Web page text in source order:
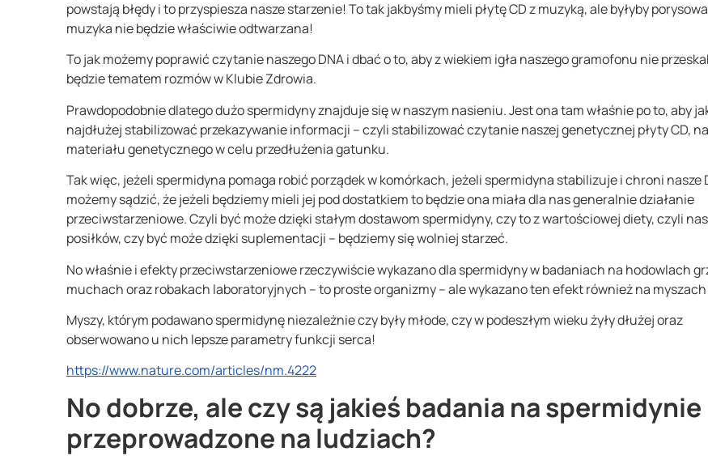
powstają błędy i to przyspiesza nasze starzenie! To tak jakbyśmy mieli płytę CD z muzyką, ale byłyby
muzyka nie będzie właściwie odtwarzana!
To jak możemy poprawić czytanie naszego DNA i dbać o to, aby z wiekiem igła naszego gramofonu nie
będzie tematem rozmów w Klubie Zdrowia.
Prawdopodobnie dlatego dużo spermidyny znajduje się w naszym nasieniu. Jest ona tam właśnie po to, aby
najdłużej stabilizować przekazywanie informacji – czyli stabilizować czytanie naszej genetycznej płyty CD,
materiału genetycznego w celu przedłużenia gatunku.
Tak więc, jeżeli spermidyna pomaga robić porządek w komórkach, jeżeli spermidyna stabilizuje i chroni nasze
możemy sądzić, że jeżeli będziemy mieli jej pod dostatkiem to będzie ona miała dla nas generalnie działanie
przeciwstarzeniowe. Czyli być może dzięki stałym dostawom spermidyny, czy to z wartościowej diety, czyli
posiłków, czy być może dzięki suplementacji – będziemy się wolniej starzeć.
No właśnie i efekty przeciwstarzeniowe rzeczywiście wykazano dla spermidyny w badaniach na hodowlach
muchach oraz robakach laboratoryjnych – to proste organizmy – ale wykazano ten efekt również na myszach!
Myszy, którym podawano spermidynę niezależnie czy były młode, czy w podeszłym wieku żyły dłużej oraz
obserwowano u nich lepsze parametry funkcji serca!
https://www.nature.com/articles/nm.4222
No dobrze, ale czy są jakieś badania na spermidynie
przeprowadzone na ludziach?